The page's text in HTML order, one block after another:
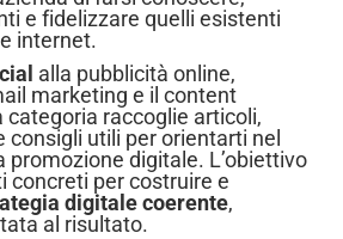
e fidelizzare quelli esistenti
internet.
alla pubblicità online,
marketing e il content
raccoglie articoli,
utili per orientarti nel
promozione digitale. L’obiettivo
concreti per costruire e
digitale coerente,
al risultato.